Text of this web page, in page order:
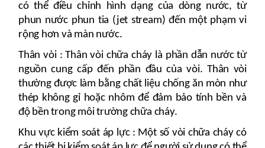
có thể điều chỉnh hình dạng của dòng nước, từ
phun nước phun tia (jet stream) đến một phạm vi
rộng hơn và màn nước.
Thân vòi : Thân vòi chữa cháy là phần dẫn nước từ
nguồn cung cấp đến phần đầu của vòi. Thân vòi
thường được làm bằng chất liệu chống ăn mòn như
thép không gỉ hoặc nhôm để đảm bảo tính bền và
độ bền trong môi trường chữa cháy.
Khu vực kiểm soát áp lực : Một số vòi chữa cháy có